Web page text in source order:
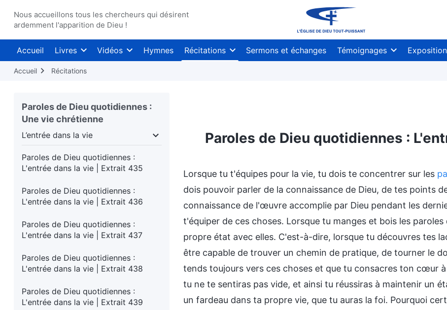
Nous accueillons tous les chercheurs qui désirent
ardemment l'apparition de Dieu !
Accueil Livres Vidéos Hymnes Récitations Sermons et échanges Témoignages
Accueil Récitations
Paroles de Dieu quotidiennes :
Une vie chrétienne
L’entrée dans la vie
L’entrée dans la vie Destinations et issues
Paroles de Dieu quotidiennes :
Paroles de Dieu quotidiennes :
L'entrée dans la vie | Extrait 432
L'entrée dans la vie | Extrait 433
Paroles de Dieu quotidiennes :
L'entrée dans la vie | Extrait 434
Paroles de Dieu quotidiennes :
L'entrée dans la vie | Extrait 435
Paroles de Dieu quotidiennes :
L'entrée dans la vie | Extrait 436
Paroles de Dieu quotidiennes :
L'entrée dans la vie | Extrait 437
Paroles de Dieu quotidiennes :
L'entrée dans la vie | Extrait 438
Paroles de Dieu quotidiennes :
L'entrée dans la vie | Extrait 439
Paroles de Dieu quotidiennes :
Lorsque tu t'équipes pour la vie, tu dois te concentrer sur les
dois pouvoir parler de la connaissance de Dieu, de tes points
connaissance de l'œuvre accomplie par Dieu pendant les
t'équiper de ces choses. Lorsque tu manges et bois les
propre état avec elles. C'est-à-dire, lorsque tu découvres tes
être capable de trouver un chemin de pratique, de tourner le
tends toujours vers ces choses et que tu consacres ton cœur
tu ne te sentiras pas vide, et ainsi tu réussiras à maintenir un
un fardeau dans ta propre vie, que tu auras la foi. Pourquoi